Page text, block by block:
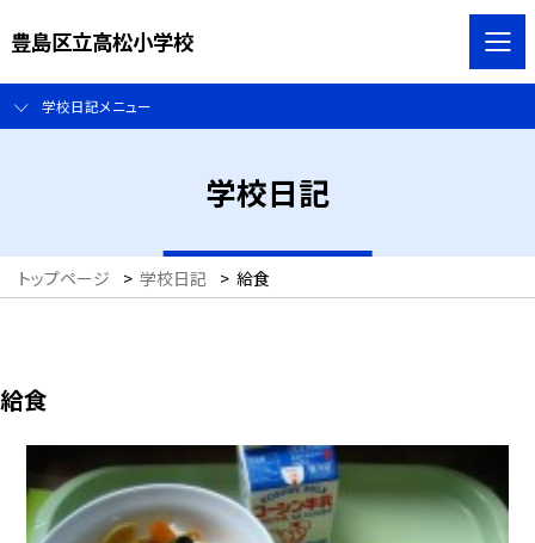
豊島区立高松小学校
学校日記メニュー
学校日記
トップページ > 学校日記 > 給食
給食